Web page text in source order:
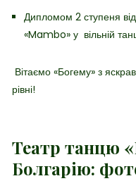
Дипломом 2 ступеня
«Mambo» у вільній
Вітаємо «Богему» з
рівні!
Театр танцю
Болгарію: